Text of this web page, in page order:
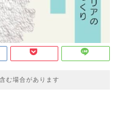
む場合があります